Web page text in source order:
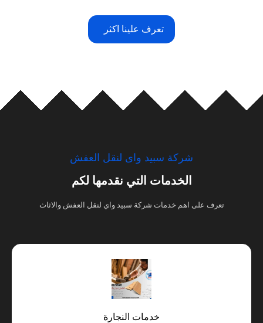
تعرف علينا اكثر
شركة سبيد واى لنقل العفش
الخدمات التي نقدمها لكم
تعرف على اهم خدمات شركة سبيد واي لنقل العفش والاثاث
خدمات النجارة